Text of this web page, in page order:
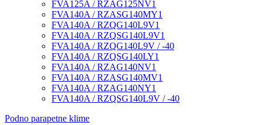
FVA125A / RZAG125NV1
FVA140A / RZASG140MY1
FVA140A / RZQG140L9V1
FVA140A / RZQSG140L9V1
FVA140A / RZQG140L9V / -40
FVA140A / RZQSG140LY1
FVA140A / RZAG140NV1
FVA140A / RZASG140MV1
FVA140A / RZAG140NY1
FVA140A / RZQSG140L9V / -40
Podno parapetne klime